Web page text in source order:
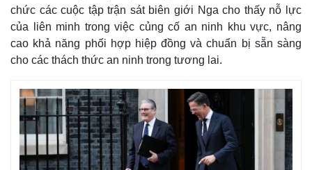
chức các cuộc tập trận sát biên giới Nga cho thấy nỗ lực
của liên minh trong việc củng cố an ninh khu vực, nâng
cao khả năng phối hợp hiệp đồng và chuẩn bị sẵn sàng
cho các thách thức an ninh trong tương lai.